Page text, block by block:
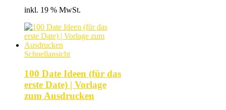
inkl. 19 % MwSt.
Schnellansicht
100 Date Ideen (für das
erste Date) | Vorlage
zum Ausdrucken